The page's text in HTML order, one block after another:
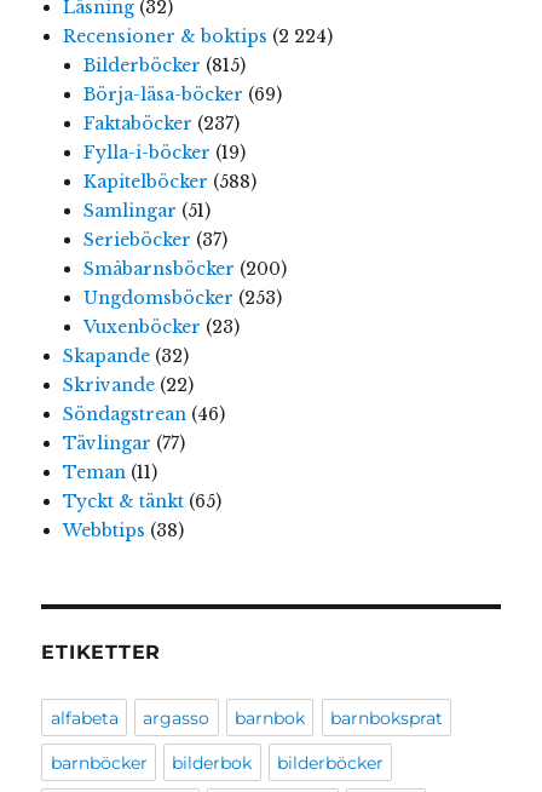
Läsning(32)
Recensioner & boktips (2 224)
Bilderböcker (815)
Börja-läsa-böcker (69)
Faktaböcker (237)
Fylla-i-böcker (19)
Kapitelböcker (588)
Samlingar (51)
Serieböcker (37)
Småbarnsböcker (200)
Ungdomsböcker (253)
Vuxenböcker (23)
Skapande(32)
Skrivande(22)
Söndagstrean(46)
Tävlingar (77)
Teman(11)
Tyckt & tänkt(65)
Webbtips (38)
ETIKETTER
alfabeta argasso barnbok barnboksprat
barnböcker bilderbok bilderböcker